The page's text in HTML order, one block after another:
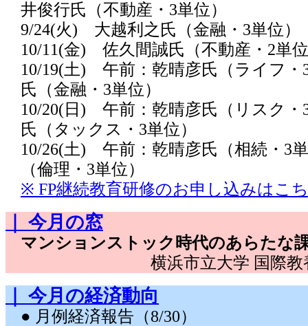
井俊行氏（不動産・3単位）
9/24(火) 大越利之氏（金融・3単位）
10/11(金) 佐久間誠氏（不動産・2単
10/19(土) 午前：乾晴彦氏（ライフ・
氏（金融・3単位）
10/20(日) 午前：乾晴彦氏（リスク・
氏（タックス・3単位）
10/26(土) 午前：乾晴彦氏（相続・3
（倫理・3単位）
※ FP継続教育研修のお申し込みはこ
｜ 今月の窓
マンションストック時代のあらたな
横浜市立大学 国際
｜ 今月の経済動向
● 月例経済報告（8/30）